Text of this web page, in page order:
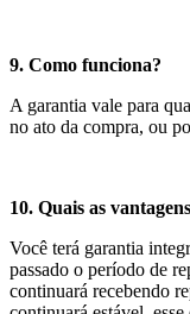
9. Como funciona?
A garantia vale para
no ato da compra, ou
10. Quais as
Você terá garantia
passado o período de
continuará recebendo